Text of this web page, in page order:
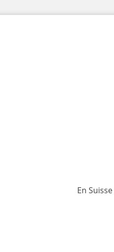
En Suisse